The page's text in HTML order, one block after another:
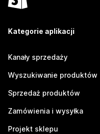
Kategorie aplikacji
Kanały sprzedaży
Wyszukiwanie produktów
Sprzedaż produktów
Zamówienia i wysyłka
Projekt sklepu